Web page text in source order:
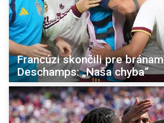
Francúzi skončili pre
Deschamps: „Naša chyba“